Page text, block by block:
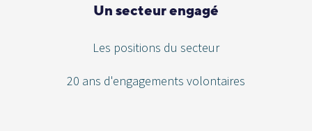
Un secteur engagé
Les positions du secteur
20 ans d'engagements volontaires